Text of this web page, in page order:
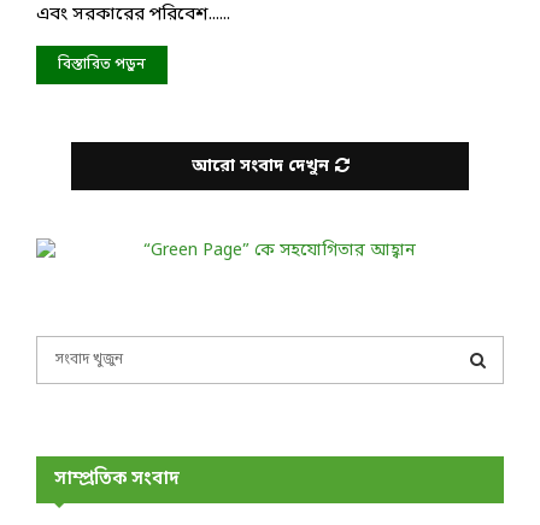
এবং সরকারের পরিবেশ......
বিস্তারিত পড়ুন
আরো সংবাদ দেখুন
f
E
A
সাম্প্রতিক সংবাদ